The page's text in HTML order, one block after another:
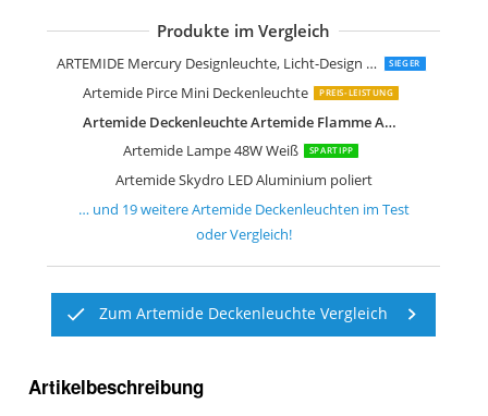
Produkte im Vergleich
ARTEMIDE Mercury Designleuchte, Licht-Design Skapetze, www.skapetze.com SIEGER
Artemide Pirce Mini Deckenleuchte PREIS-LEISTUNG
Artemide Deckenleuchte Artemide Flamme Abstrahlwinkel 30
Artemide Lampe 48W Weiß
SPARTIPP
Artemide Skydro LED Aluminium poliert
Artemide Mercury mini Soffitto
Artemide Droplet Soffitto LED
Artemide Net Deckenleuchte Linear
Artemide Net Deckenleuchte Linear
Artemide chlorophilia 2 Innenraum
Artemide chlorophilia Indoor 37 W
Artemide Pirce Mini Sospensione LED
Artemide Pirce Mini Soffitto LED
Artemide Logico Deckenleuchte weiß
Artemide Nur Lampe E27 205 Watts
Artemide Nur Lampe E27 205 Watts
Artemide Tolomeo Sospensione
Artemide Tolomeo Sospensione
Artemide Tolomeo Sospensione
… und 19weitereArtemide Deckenleuchten im Test
oder Vergleich!
Zum Artemide Deckenleuchte Vergleich
Artikelbeschreibung